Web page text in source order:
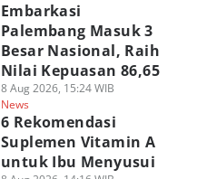
Embarkasi
Palembang Masuk 3
Besar Nasional, Raih
Nilai Kepuasan 86,65
8 Aug 2026, 15:24 WIB
News
6 Rekomendasi
Suplemen Vitamin A
untuk Ibu Menyusui